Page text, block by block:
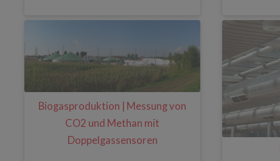
Biogasproduktion | Messung von
CO2 und Methan mit
Doppelgassensoren